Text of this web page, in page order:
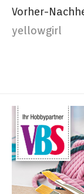
Vorher-
yellowgirl